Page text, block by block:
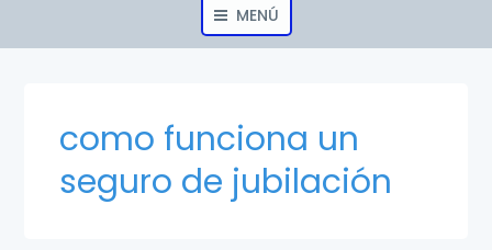
MENÚ
como funciona un
seguro de jubilación